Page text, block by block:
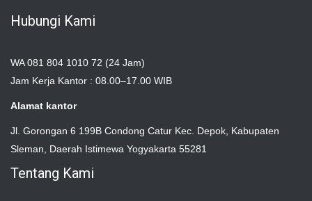
Hubungi Kami
WA 081 804 1010 72 (24 Jam)
Jam Kerja Kantor : 08.00–17.00 WIB
Alamat kantor
Jl. Gorongan 6 199B Condong Catur Kec. Depok, Kabupaten
Sleman, Daerah Istimewa Yogyakarta 55281
Tentang Kami